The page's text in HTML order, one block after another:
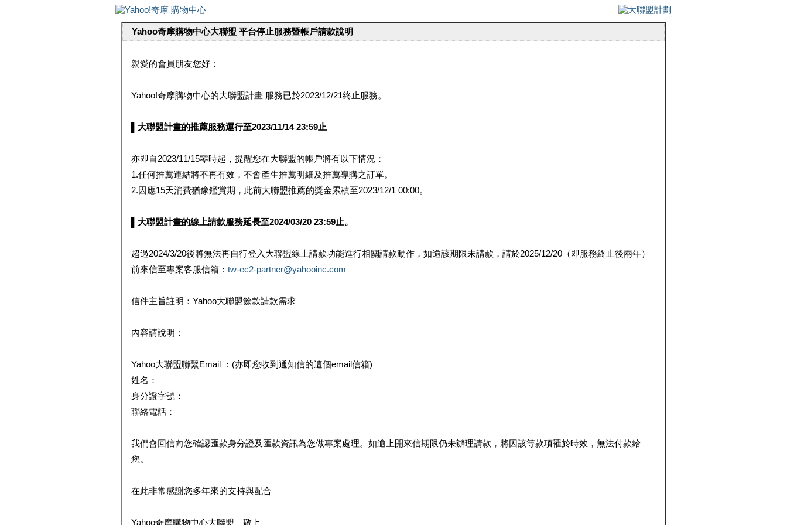
Yahoo奇摩購物中心大聯盟 平台停止服務暨帳戶請款說明
親愛的會員朋友您好：
Yahoo!奇摩購物中心的大聯盟計畫 服務已於2023/12/21終止服務。
▌大聯盟計畫的推薦服務運行至2023/11/14 23:59止
亦即自2023/11/15零時起，提醒您在大聯盟的帳戶將有以下情況：
1.任何推薦連結將不再有效，不會產生推薦明細及推薦導購之訂單。
2.因應15天消費猶豫鑑賞期，此前大聯盟推薦的獎金累積至2023/12/1 00:00。
▌大聯盟計畫的線上請款服務延長至2024/03/20 23:59止。
超過2024/3/20後將無法再自行登入大聯盟線上請款功能進行相關請款動作，如逾該期限未請款，請於2025/12/20（即服務終止後兩年）
前來信至專案客服信箱： tw-ec2-partner@yahooinc.com
信件主旨註明：Yahoo大聯盟餘款請款需求
內容請說明：
Yahoo大聯盟聯繫Email ：(亦即您收到通知信的這個email信箱)
姓名：
身分證字號：
聯絡電話：
我們會回信向您確認匯款身分證及匯款資訊為您做專案處理。如逾上開來信期限仍未辦理請款，將因該等款項罹於時效，無法付款給
您。
在此非常感謝您多年來的支持與配合
Yahoo奇摩購物中心大聯盟 敬上